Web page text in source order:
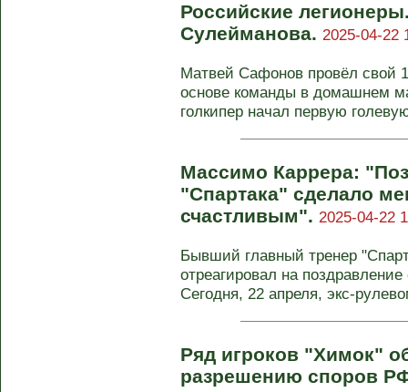
Российские
Сулейманова. 2025-04-22
Матвей Сафонов провёл
основе команды в домашнем
голкипер начал первую
Массимо Каррера:
"Спартака" сделало
счастливым". 2025-04-22
Бывший главный тренер
отреагировал на
Сегодня, 22 апреля, экс-
Ряд игроков "Химок"
разрешению споров